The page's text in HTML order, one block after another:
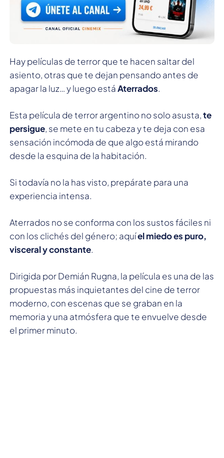
Hay películas de terror que te hacen saltar del
asiento, otras que te dejan pensando antes de
apagar la luz… y luego estáAterrados.
Esta película de terror argentino no solo asusta,te
persigue, se mete en tu cabeza y te deja con esa
sensación incómoda de que algo está mirando
desde la esquina de la habitación.
Si todavía no la has visto, prepárate para una
experiencia intensa.
Aterrados no se conforma con los sustos fáciles ni
con los clichés del género; aquíel miedo es puro,
visceral y constante.
Dirigida por Demián Rugna, la película es una de las
propuestas más inquietantes del cine de terror
moderno, con escenas que se graban en la
memoria y una atmósfera que te envuelve desde
el primer minuto.